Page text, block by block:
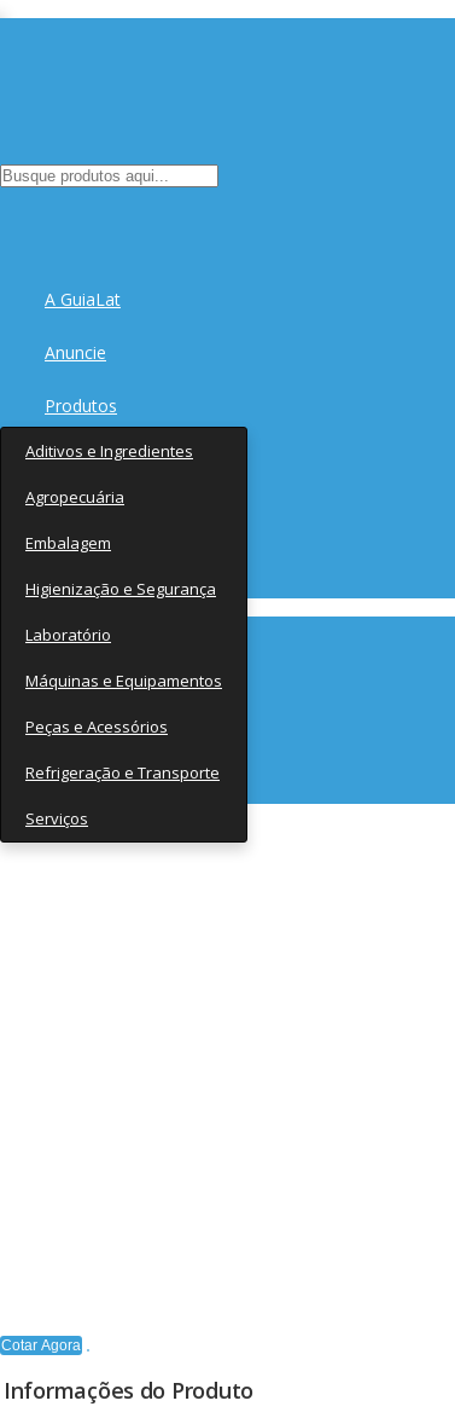
A GuiaLat
Anuncie
Produtos
Aditivos e Ingredientes
Agropecuária
Embalagem
Higienização e Segurança
Laboratório
Máquinas e Equipamentos
Peças e Acessórios
Refrigeração e Transporte
Serviços
Fornecedores
Notícias
Cotar Agora
Informações do Produto